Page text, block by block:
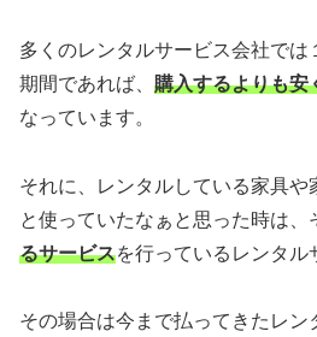
多くのレンタルサービス会社で
期間であれば、 購入するよりも安
なっています。
それに、レンタルしている家具や
と使っていたなぁと思った時は、
るサービスを行っているレンタル
その場合は今まで払ってきたレン